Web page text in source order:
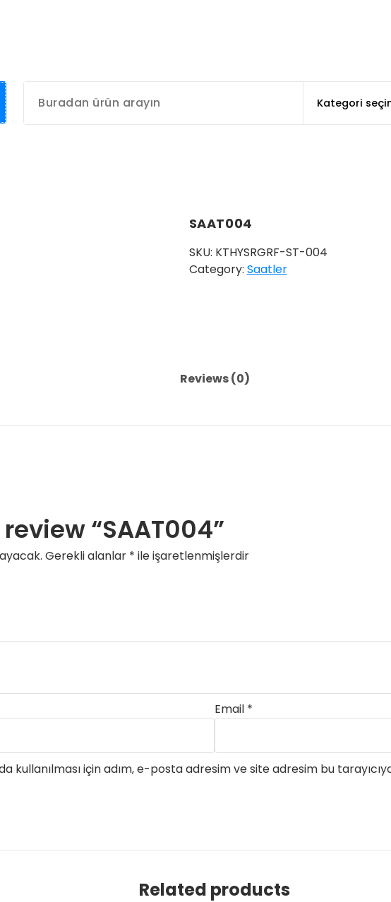
SAAT004
SKU: KTHYSRGRF-ST-004
Category: Saatler
Reviews (0)
“SAAT004”
Gerekli alanlar * ile işaretlenmişlerdir
Email *
kullanılması için adım, e-posta adresim ve site adresim bu
Related products